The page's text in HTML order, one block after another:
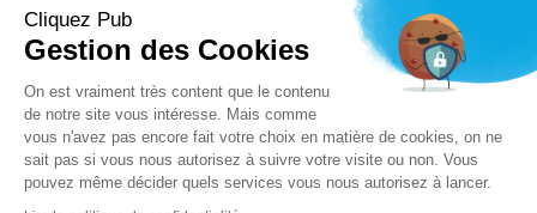
Cliquez Pub
Gestion des Cookies
Plateforme de Gestion du
On est vraiment très content que le contenu
de notre site vous intéresse. Mais comme
vous n'avez pas encore fait votre choix en matière de cookies, on ne
sait pas si vous nous autorisez à suivre votre visite ou non. Vous
pouvez même décider quels services vous nous autorisez à lancer.
Axeptio consent